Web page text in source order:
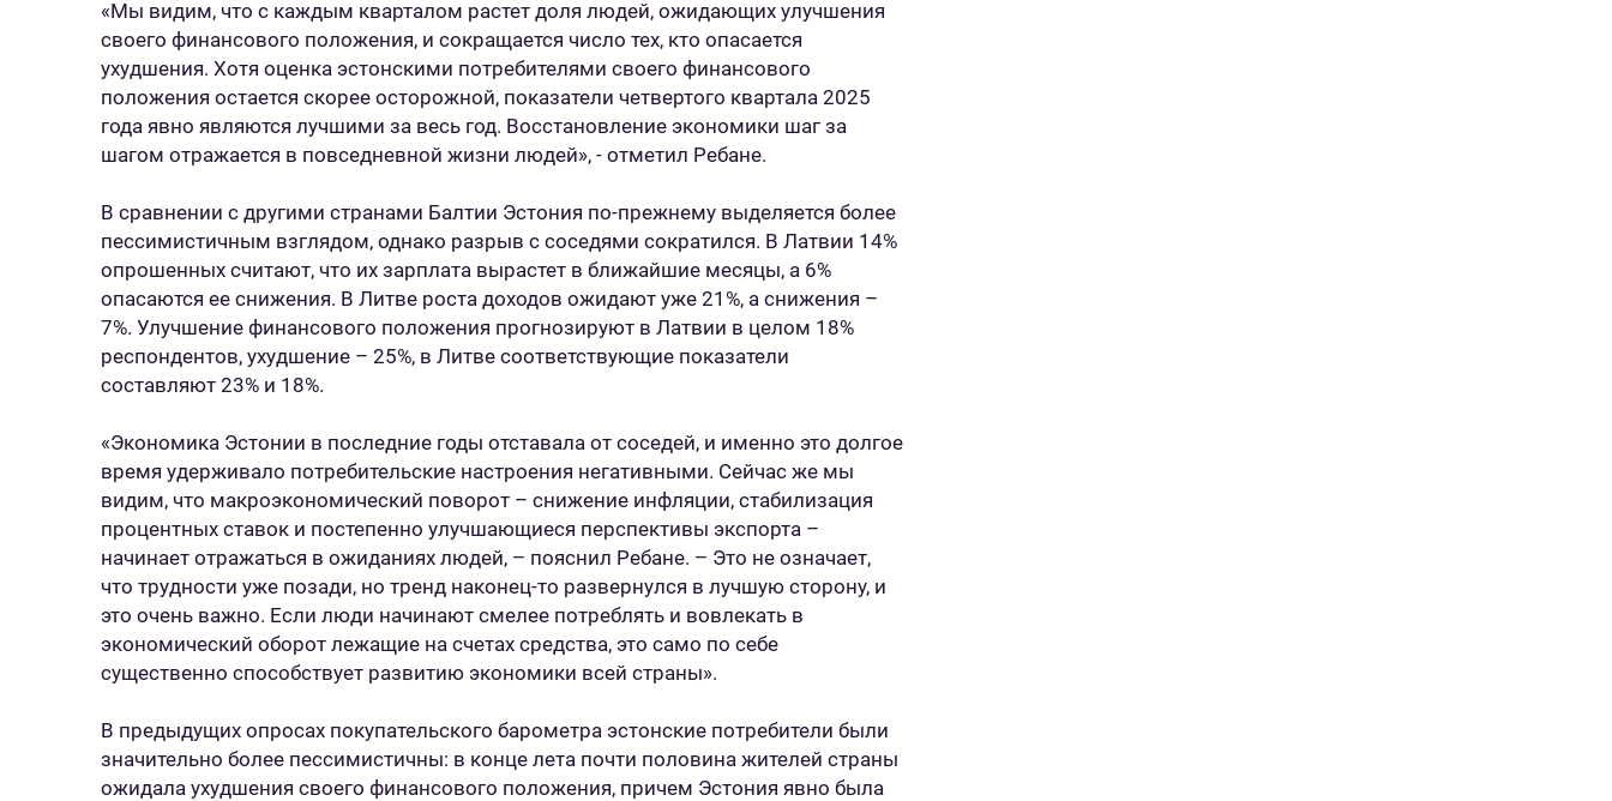
«Мы видим, что с каждым кварталом растет доля людей, ожидающих улучшения
своего финансового положения, и сокращается число тех, кто опасается
ухудшения. Хотя оценка эстонскими потребителями своего финансового
положения остается скорее осторожной, показатели четвертого квартала 2025
года явно являются лучшими за весь год. Восстановление экономики шаг за
шагом отражается в повседневной жизни людей», - отметил Ребане.
В сравнении с другими странами Балтии Эстония по-прежнему выделяется более
пессимистичным взглядом, однако разрыв с соседями сократился. В Латвии 14%
опрошенных считают, что их зарплата вырастет в ближайшие месяцы, а 6%
опасаются ее снижения. В Литве роста доходов ожидают уже 21%, а снижения –
7%. Улучшение финансового положения прогнозируют в Латвии в целом 18%
респондентов, ухудшение – 25%, в Литве соответствующие показатели
составляют 23% и 18%.
«Экономика Эстонии в последние годы отставала от соседей, и именно это долгое
время удерживало потребительские настроения негативными. Сейчас же мы
видим, что макроэкономический поворот – снижение инфляции, стабилизация
процентных ставок и постепенно улучшающиеся перспективы экспорта –
начинает отражаться в ожиданиях людей, – пояснил Ребане. – Это не означает,
что трудности уже позади, но тренд наконец-то развернулся в лучшую сторону, и
это очень важно. Если люди начинают смелее потреблять и вовлекать в
экономический оборот лежащие на счетах средства, это само по себе
существенно способствует развитию экономики всей страны».
В предыдущих опросах покупательского барометра эстонские потребители были
значительно более пессимистичны: в конце лета почти половина жителей страны
ожидала ухудшения своего финансового положения, причем Эстония явно была